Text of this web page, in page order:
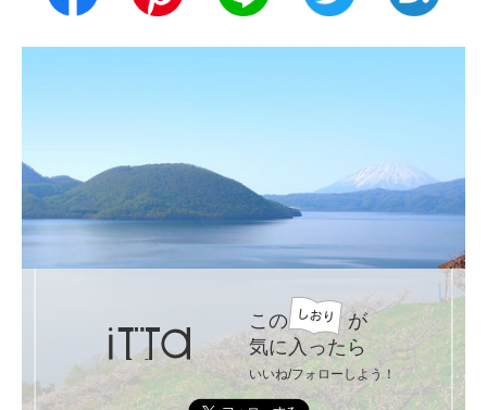
この
が
気に入ったら
いいね/フォローしよう！